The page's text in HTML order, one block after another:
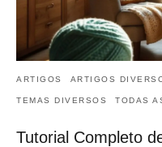
ARTIGOS ARTIGOS
TEMAS DIVERSOS TODAS
Tutorial Completo